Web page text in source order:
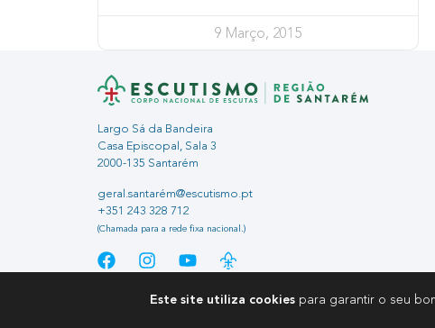
9 Março, 2015
Largo Sá da Bandeira
Casa Episcopal, Sala 3
2000-135 Santarém
geral.santarém@escutismo.pt
+351 243 328 712
(Chamada para a rede fixa nacional.)
Este site utiliza cookies para garantir o seu